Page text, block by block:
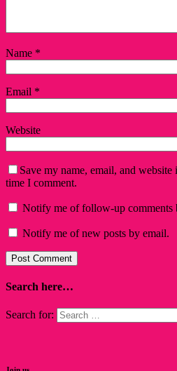
Name *
Email *
Website
Save my name, email, and
time I comment.
Notify me of follow-up comments
Notify me of new posts by email.
Search here…
Search for: